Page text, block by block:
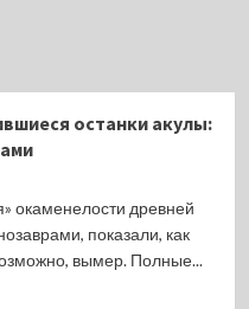
останки акулы:
окаменелости древней
показали, как
вымер. Полные...